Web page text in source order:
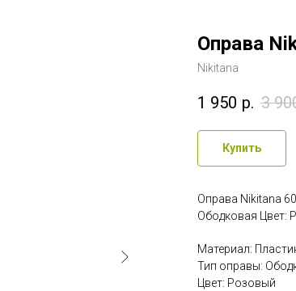
Оправа
Nikitana
1 950 р. 3
Купить
Оправа Nikitana
Ободковая Цвет:
Материал:
Тип оправы:
Цвет: Розовый